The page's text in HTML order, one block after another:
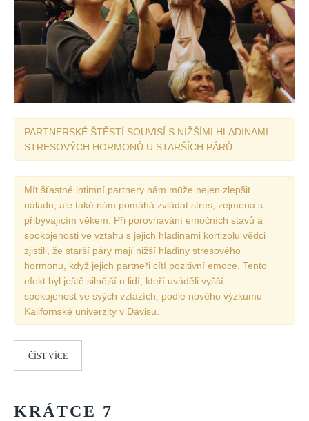
PARTNERSKÉ ŠTĚSTÍ SOUVISÍ S NIŽŠÍMI HLADINAMI
STRESOVÝCH HORMONŮ U STARŠÍCH PÁRŮ
Mít šťastné intimní partnery nám může nejen zlepšit
náladu, ale také nám pomáhá zvládat stres, zejména s
přibývajícím věkem. Při porovnávání emočních stavů a
spokojenosti ve vztahu s jejich hladinami kortizolu vědci
zjistili, že starší páry mají nižší hladiny stresového
hormonu, když jejich partneři cítí pozitivní emoce. Tento
efekt byl ještě silnější u lidí, kteří uváděli vyšší
spokojenost ve svých vztazích, podle nového výzkumu
Kalifornské univerzity v Davisu.
ČÍST VÍCE
KRÁTCE 7